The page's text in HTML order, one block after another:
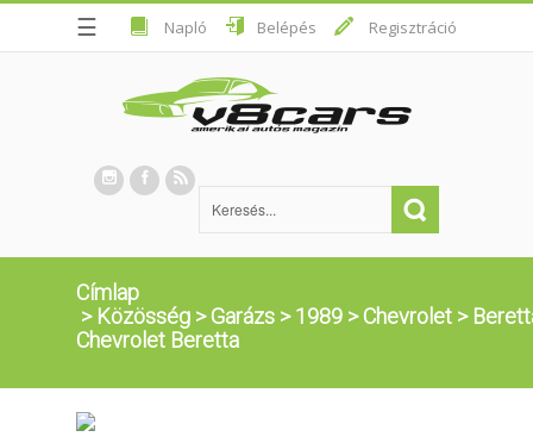
☰ Napló Belépés Regisztráció
Címlap
> Közösség >Garázs >1989 >Chevrolet >
Chevrolet Beretta